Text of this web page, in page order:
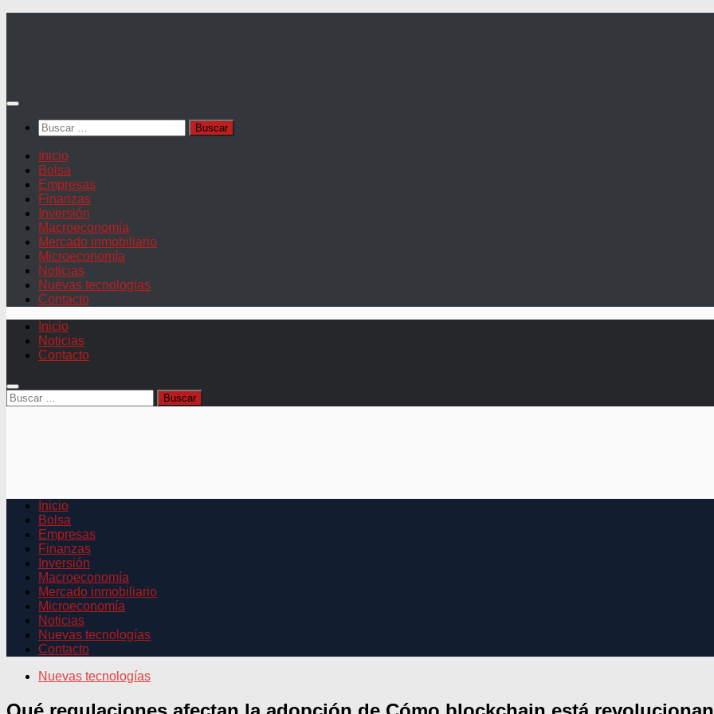
Buscar:
Inicio
Bolsa
Empresas
Finanzas
Inversión
Macroeconomía
Mercado inmobiliario
Microeconomía
Noticias
Nuevas tecnologías
Contacto
Inicio
Noticias
Contacto
Buscar:
Inicio
Bolsa
Empresas
Finanzas
Inversión
Macroeconomía
Mercado inmobiliario
Microeconomía
Noticias
Nuevas tecnologías
Contacto
Nuevas tecnologías